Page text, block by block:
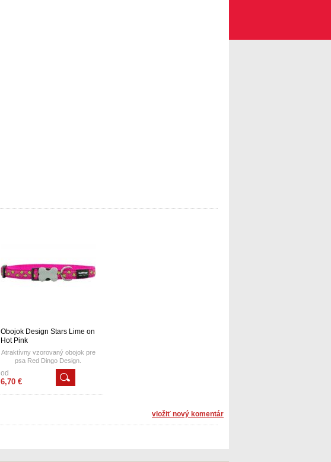
Obojok Design Stars Lime on
Hot Pink
Atraktívny vzorovaný obojok pre
psa Red Dingo Design.
od
6,70 €
vložiť nový komentár